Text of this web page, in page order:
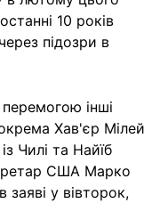
10 років
підозри в
інші
Хав'єр Мілей
Чилі та Найїб
США Марко
заяві у вівторок,